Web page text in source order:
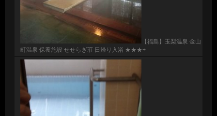
【福島】玉梨温泉 金山
町温泉 保養施設 せせらぎ荘 日帰り入浴 ★★★+